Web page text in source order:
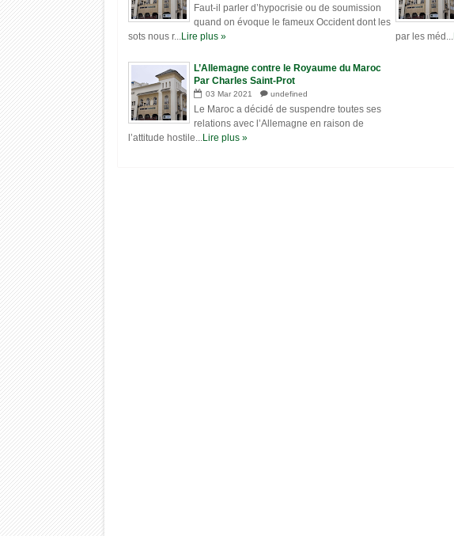
Faut-il parler d’hypocrisie ou de soumission
quand on évoque le fameux Occident dont les
sots nous r...Lire plus »
par les méd...
L’Allemagne contre le Royaume du Maroc
Par Charles Saint-Prot
03 Mar 2021 undefined
Le Maroc a décidé de suspendre toutes ses
relations avec l’Allemagne en raison de
l’attitude hostile...Lire plus »
« Survivre avant l’effondrement » —
Documentaire
22
Sep
2022